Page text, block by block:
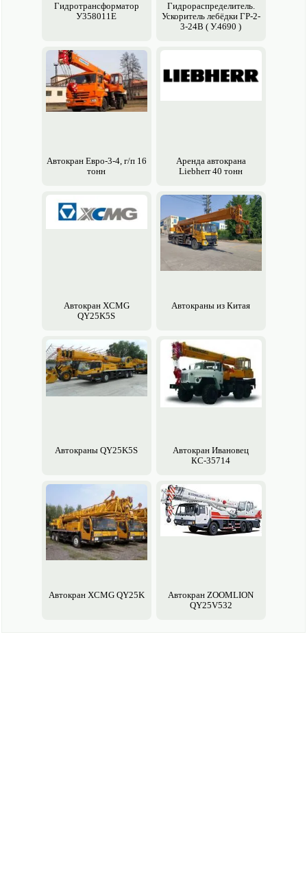
Гидротрансформатор
У358011Е
Гидрораспределитель.
Ускоритель лебёдки ГР-2-
3-24В ( У.4690 )
Авто­кран Евро-3-4, г/п 16
тонн
Аренда авто­крана
Liebherr 40 тонн
Авто­кран XCMG
QY25K5S
Авто­краны из Китая
Авто­краны QY25K5S
Авто­кран Ивановец
КС-35714
Авто­кран XCMG QY25K
Авто­кран ZOOMLION
QY25V532